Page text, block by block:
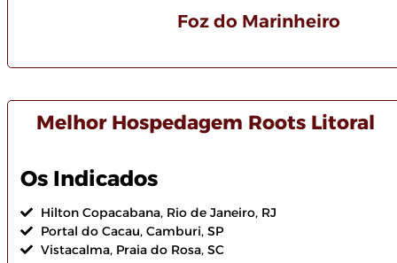
Foz do Marinheiro
Melhor Hospedagem Roots Litoral
Os Indicados
Hilton Copacabana, Rio de Janeiro, RJ
Portal do Cacau, Camburi, SP
Vistacalma, Praia do Rosa, SC